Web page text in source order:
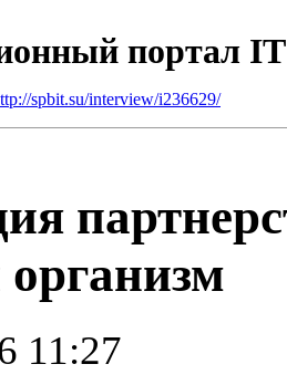
портал
spbit.su/interview/i236629/
11:27